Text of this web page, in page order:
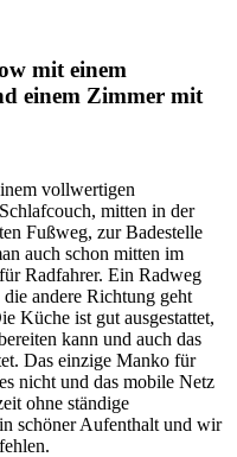
mit einem
einem Zimmer mit
vollwertigen
mitten in der
Fußweg, zur Badestelle
auch schon mitten im
Radfahrer. Ein Radweg
andere Richtung geht
Küche ist gut ausgestattet,
kann und auch das
Das einzige Manko für
nicht und das mobile Netz
ohne ständige
schöner Aufenthalt und wir